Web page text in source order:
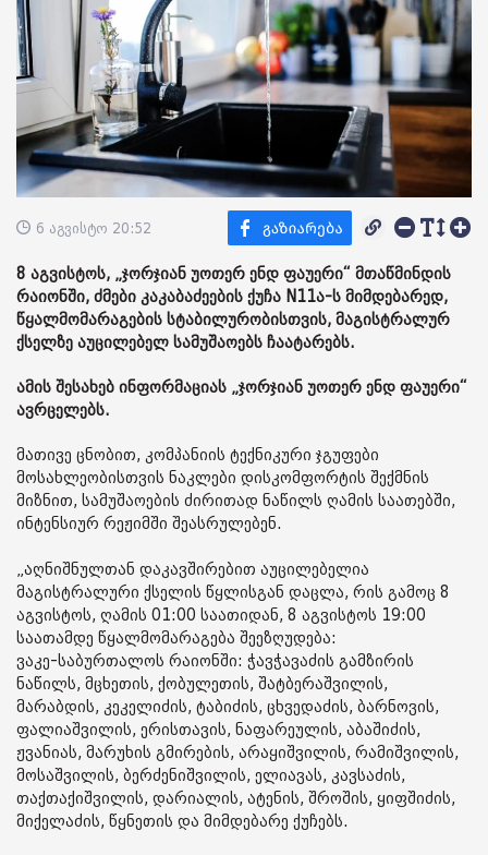
6 აგვისტო 20:52
8 აგვისტოს, „ჯორჯიან უოთერ ენდ ფაუერი“ მთაწმინდის
რაიონში, ძმები კაკაბაძეების ქუჩა N11ა-ს მიმდებარედ,
წყალმომარაგების სტაბილურობისთვის, მაგისტრალურ
ქსელზე აუცილებელ სამუშაოებს ჩაატარებს.
ამის შესახებ ინფორმაციას „ჯორჯიან უოთერ ენდ ფაუერი“
ავრცელებს.
მათივე ცნობით, კომპანიის ტექნიკური ჯგუფები
მოსახლეობისთვის ნაკლები დისკომფორტის შექმნის
მიზნით, სამუშაოების ძირითად ნაწილს ღამის საათებში,
ინტენსიურ რეჟიმში შეასრულებენ.
„აღნიშნულთან დაკავშირებით აუცილებელია
მაგისტრალური ქსელის წყლისგან დაცლა, რის გამოც 8
აგვისტოს, ღამის 01:00 საათიდან, 8 აგვისტოს 19:00
საათამდე წყალმომარაგება შეეზღუდება:
ვაკე-საბურთალოს რაიონში: ჭავჭავაძის გამზირის
ნაწილს, მცხეთის, ქობულეთის, შატბერაშვილის,
მარაბდის, კეკელიძის, ტაბიძის, ცხვედაძის, ბარნოვის,
ფალიაშვილის, ერისთავის, ნაფარეულის, აბაშიძის,
ჟვანიას, მარუხის გმირების, არაყიშვილის, რამიშვილის,
მოსაშვილის, ბერძენიშვილის, ელიავას, კავსაძის,
თაქთაქიშვილის, დარიალის, ატენის, შროშის, ყიფშიძის,
მიქელაძის, წყნეთის და მიმდებარე ქუჩებს.